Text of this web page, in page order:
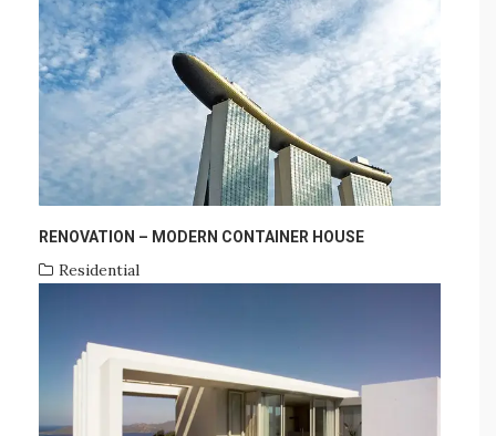
RENOVATION – MODERN CONTAINER HOUSE
Residential